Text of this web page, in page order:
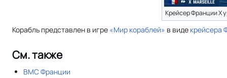
Крейсер Франции X
Корабль представлен в игре «Мир кораблей» в виде крейсера
См. также
ВМС Франции